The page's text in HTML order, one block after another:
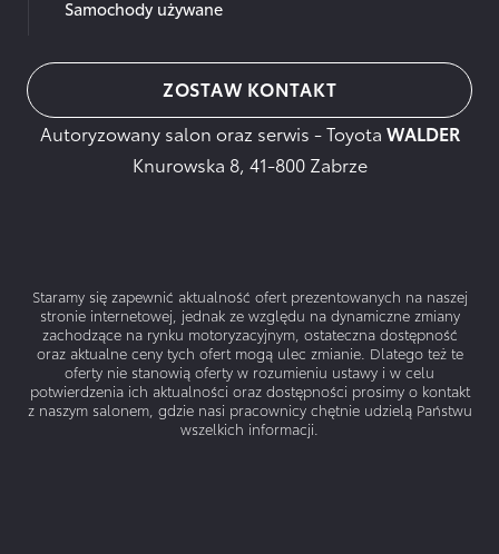
Samochody używane
ZOSTAW KONTAKT
Autoryzowany salon oraz serwis - Toyota WALDER
Knurowska 8, 41-800 Zabrze
Staramy się zapewnić aktualność ofert prezentowanych na naszej
stronie internetowej, jednak ze względu na dynamiczne zmiany
zachodzące na rynku motoryzacyjnym, ostateczna dostępność
oraz aktualne ceny tych ofert mogą ulec zmianie. Dlatego też te
oferty nie stanowią oferty w rozumieniu ustawy i w celu
potwierdzenia ich aktualności oraz dostępności prosimy o kontakt
z naszym salonem, gdzie nasi pracownicy chętnie udzielą Państwu
wszelkich informacji.